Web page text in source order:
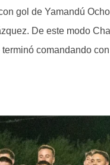
gol de Yamandú
De este modo
comandando